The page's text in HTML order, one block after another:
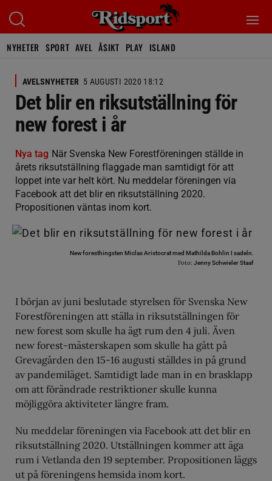
NYHETER SPORT AVEL ÅSIKT PLAY ISLAND
AVELSNYHETER 5 AUGUSTI 2020 18:12
Det blir en riksutställning för
new forest i år
Nya tag När Svenska New Forestföreningen ställde in
årets riksutställning flaggade man samtidigt för att
loppet inte var helt kört. Nu meddelar föreningen via
Facebook att det blir en riksutställning 2020.
Propositionen väntas inom kort.
New foresthingsten Miclas Aristocrat med Mathilda Bohlin I sadeln.
Foto: Jenny Schwieler Staaf
I början av juni beslutade styrelsen för Svenska New
Forestföreningen att ställa in riksutställningen för
new forest som skulle ha ägt rum den 4 juli. Även
new forest-mästerskapen som skulle ha gått på
Grevagården den 15-16 augusti ställdes in på grund
av pandemiläget. Samtidigt lade man in en brasklapp
om att förändrade restriktioner skulle kunna
möjliggöra aktiviteter längre fram.
Nu meddelar föreningen via Facebook att det blir en
riksutställning 2020. Utställningen kommer att äga
rum i Vetlanda den 19 september. Propositionen läggs
ut på föreningens hemsida inom kort.